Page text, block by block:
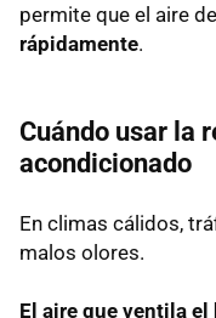
permite que el aire
rápidamente.
Cuándo usar la
acondicionado
En climas cálidos,
malos olores.
El aire que ventila